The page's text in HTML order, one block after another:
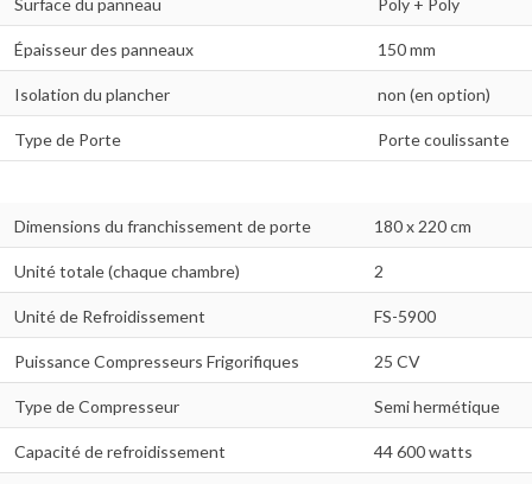
Épaisseur des panneaux 150 mm
Isolation du plancher non (en option)
Type de Porte Porte coulissante
Dimensions du franchissement de porte 180 x 220 cm
Unité totale (chaque chambre) 2
Unité de Refroidissement FS-5900
Puissance Compresseurs Frigorifiques 25 CV
Type de Compresseur Semi hermétique
Capacité de refroidissement 44 600 watts